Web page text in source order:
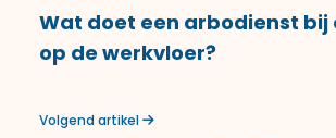
Wat doet een arbodienst bij
op de werkvloer?
Volgend artikel